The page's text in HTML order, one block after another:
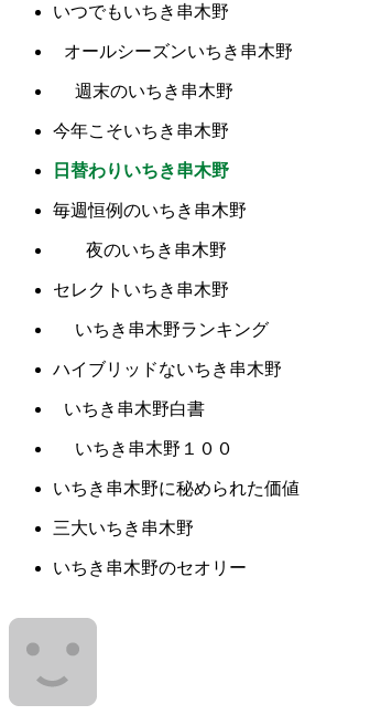
いつでもいちき串木野
オールシーズンいちき串木野
週末のいちき串木野
今年こそいちき串木野
日替わりいちき串木野
毎週恒例のいちき串木野
夜のいちき串木野
セレクトいちき串木野
いちき串木野ランキング
ハイブリッドないちき串木野
いちき串木野白書
いちき串木野１００
いちき串木野に秘められた価値
三大いちき串木野
いちき串木野のセオリー